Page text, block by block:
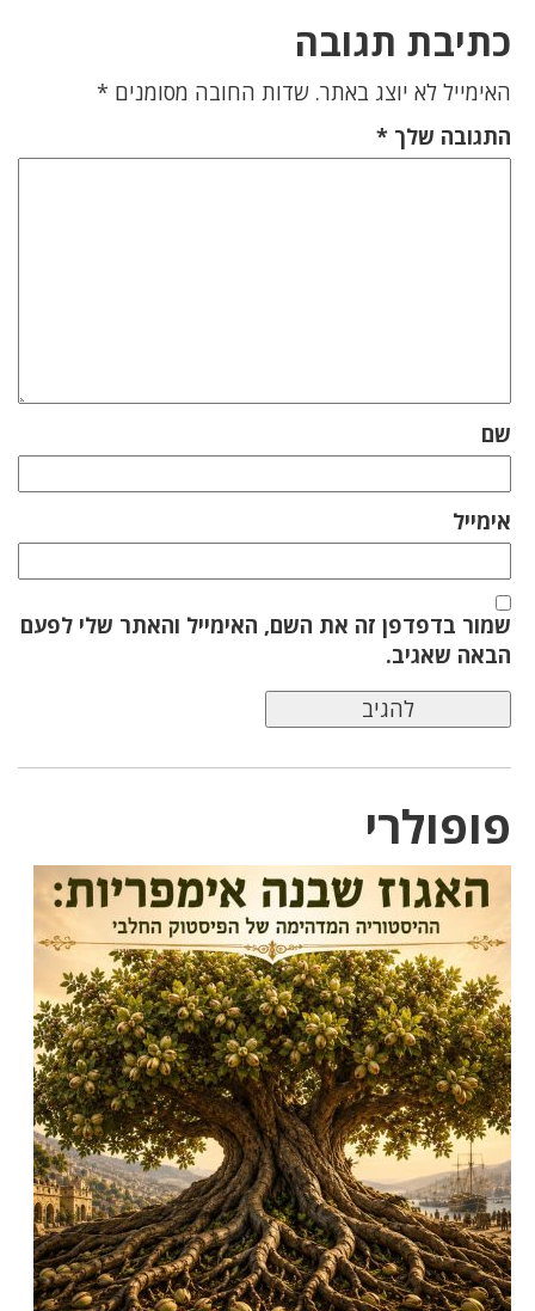
כתיבת תגובה
האימייל לא יוצג באתר. שדות החובה מסומנים *
התגובה שלך *
שם
אימייל
שמור בדפדפן זה את השם, האימייל והאתר שלי לפעם
הבאה שאגיב.
פופולרי